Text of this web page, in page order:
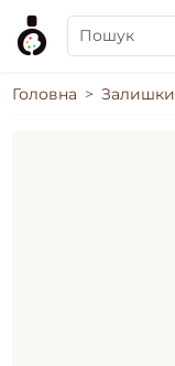
Головна Залишки